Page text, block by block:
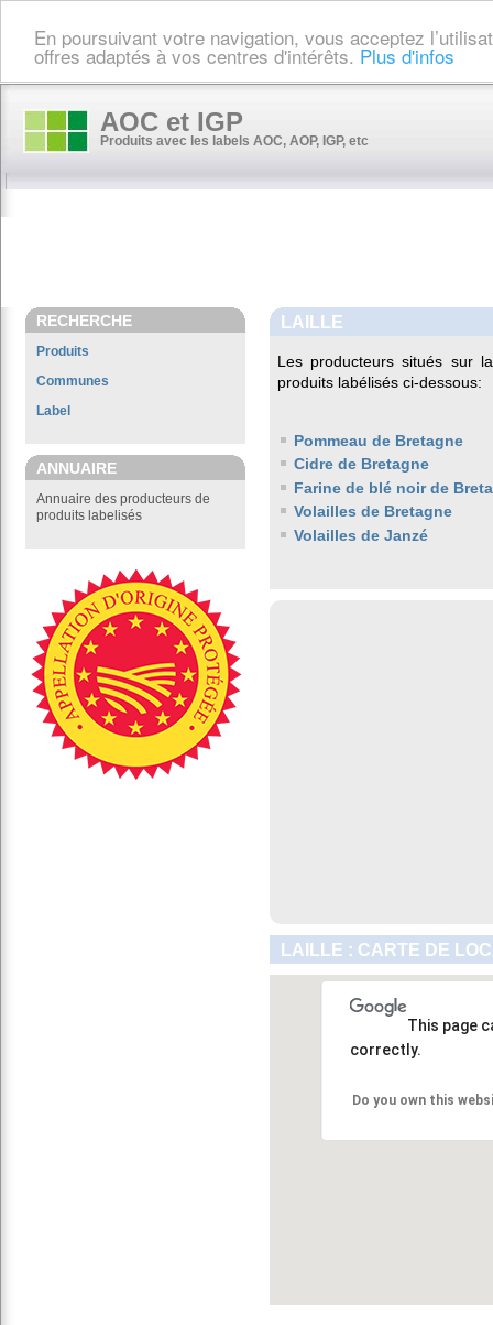
En poursuivant votre navigation, vous acceptez
offres adaptés à vos centres d'intérêts. Plus d'infos
AOC et IGP
Produits avec les labels AOC, AOP, IGP, etc
RECHERCHE
Produits
Communes
Label
ANNUAIRE
Annuaire des producteurs de
produits labelisés
LAILLE
Les producteurs situés sur
produits labélisés ci-dessous:
Pommeau de Bretagne
Cidre de Bretagne
Farine de blé noir de
Volailles de Bretagne
Volailles de Janzé
LAILLE : CARTE DE
This page
correctly.
Do you own this